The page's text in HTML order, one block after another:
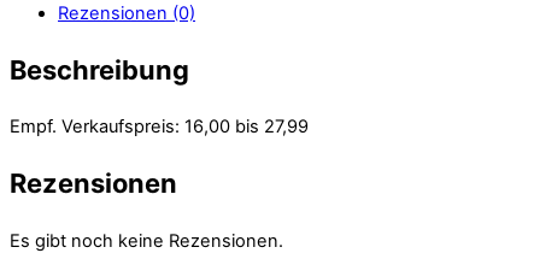
Rezensionen (0)
Beschreibung
Empf. Verkaufspreis: 16,00 bis 27,99
Rezensionen
Es gibt noch keine Rezensionen.